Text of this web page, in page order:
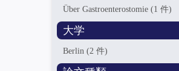
Über Gastroenterostomie(1 件)
大学
Berlin(2 件)